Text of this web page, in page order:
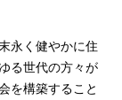
永く健やかに住
る世代の方々が
を構築すること